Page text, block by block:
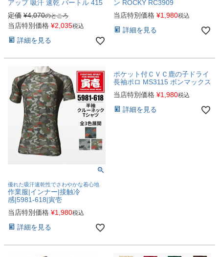
アップ 吸汗 速乾 バートル 415
定価 ¥4,070のところ
当店特別価格 ¥2,035税込
詳細を見る
ン ROCKY RC3909
当店特別価格 ¥1,980税込
詳細を見る
優れた吸汗速乾性でさわやかな着心地
作業服|インナー|接触冷
感|5981-618|寅壱
当店特別価格 ¥1,980税込
詳細を見る
ポケット付ＣＶＣ鹿の子ドライ
長袖ポロ MS3115 ボンマックス
当店特別価格 ¥1,980税込
詳細を見る